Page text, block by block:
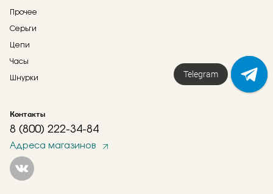
Прочее
Серьги
Цепи
Часы
Шнурки
Контакты
8 (800) 222-34-84
Адреса магазинов
Напишите нам!